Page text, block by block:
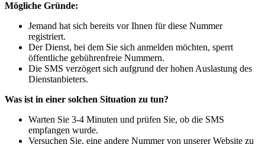
Mögliche Gründe:
Jemand hat sich bereits vor Ihnen für diese Nummer
registriert.
Der Dienst, bei dem Sie sich anmelden möchten, sperrt
öffentliche gebührenfreie Nummern.
Die SMS verzögert sich aufgrund der hohen Auslastung des
Dienstanbieters.
Was ist in einer solchen Situation zu tun?
Warten Sie 3-4 Minuten und prüfen Sie, ob die SMS
empfangen wurde.
Versuchen Sie, eine andere Nummer von unserer Website zu